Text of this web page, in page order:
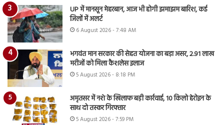
UP में मानसून मेहरबान, आज भी होगी झमाझम बारिश, कई
जिलों में अलर्ट
6 August 2026 - 7:48 AM
भगवंत मान सरकार की सेहत योजना का बड़ा असर, 2.91 लाख
मरीजों को मिला कैशलेस इलाज
5 August 2026 - 8:18 PM
अमृतसर में नशे के खिलाफ बड़ी कार्रवाई, 10 किलो हेरोइन के
साथ दो तस्कर गिरफ्तार
5 August 2026 - 7:59 PM